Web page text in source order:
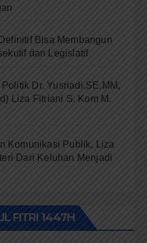
Bisa Membangun
dan Legislatif
Dr. Yusriadi.SE.MM,
Liza Fitriani S. Kom M.
Komunikasi Publik, Liza
Dari Keluhan Menjadi
FITRI 1447H